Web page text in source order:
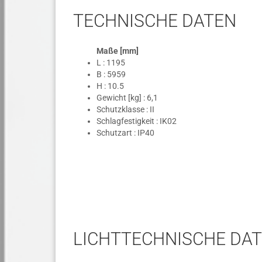
TECHNISCHE DATEN
Maße [mm]
L : 1195
B : 5959
H : 10.5
Gewicht [kg] : 6,1
Schutzklasse : II
Schlagfestigkeit : IK02
Schutzart : IP40
LICHTTECHNISCHE